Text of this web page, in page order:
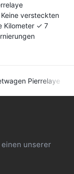
versteckten
Kilometer ✓ 7
Pierrelaye
unserer